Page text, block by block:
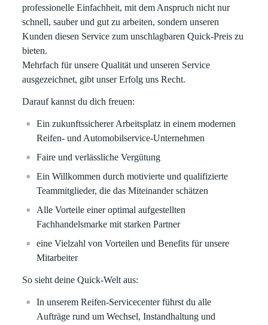
professionelle Einfachheit, mit dem Anspruch nicht nur
schnell, sauber und gut zu arbeiten, sondern unseren
Kunden diesen Service zum unschlagbaren Quick-Preis zu
bieten.
Mehrfach für unsere Qualität und unseren Service
ausgezeichnet, gibt unser Erfolg uns Recht.
Darauf kannst du dich freuen:
Ein zukunftssicherer Arbeitsplatz in einem modernen
Reifen- und Automobilservice-Unternehmen
Faire und verlässliche Vergütung
Ein Willkommen durch motivierte und qualifizierte
Teammitglieder, die das Miteinander schätzen
Alle Vorteile einer optimal aufgestellten
Fachhandelsmarke mit starken Partner
eine Vielzahl von Vorteilen und Benefits für unsere
Mitarbeiter
So sieht deine Quick-Welt aus:
In unserem Reifen-Servicecenter führst du alle
Aufträge rund um Wechsel, Instandhaltung und